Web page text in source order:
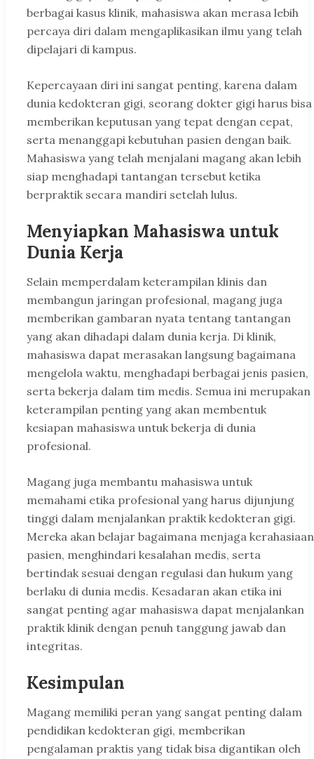
berbagai kasus klinik, mahasiswa akan merasa lebih
percaya diri dalam mengaplikasikan ilmu yang telah
dipelajari di kampus.
Kepercayaan diri ini sangat penting, karena dalam
dunia kedokteran gigi, seorang dokter gigi harus bisa
memberikan keputusan yang tepat dengan cepat,
serta menanggapi kebutuhan pasien dengan baik.
Mahasiswa yang telah menjalani magang akan lebih
siap menghadapi tantangan tersebut ketika
berpraktik secara mandiri setelah lulus.
Menyiapkan Mahasiswa untuk
Dunia Kerja
Selain memperdalam keterampilan klinis dan
membangun jaringan profesional, magang juga
memberikan gambaran nyata tentang tantangan
yang akan dihadapi dalam dunia kerja. Di klinik,
mahasiswa dapat merasakan langsung bagaimana
mengelola waktu, menghadapi berbagai jenis pasien,
serta bekerja dalam tim medis. Semua ini merupakan
keterampilan penting yang akan membentuk
kesiapan mahasiswa untuk bekerja di dunia
profesional.
Magang juga membantu mahasiswa untuk
memahami etika profesional yang harus dijunjung
tinggi dalam menjalankan praktik kedokteran gigi.
Mereka akan belajar bagaimana menjaga kerahasiaan
pasien, menghindari kesalahan medis, serta
bertindak sesuai dengan regulasi dan hukum yang
berlaku di dunia medis. Kesadaran akan etika ini
sangat penting agar mahasiswa dapat menjalankan
praktik klinik dengan penuh tanggung jawab dan
integritas.
Kesimpulan
Magang memiliki peran yang sangat penting dalam
pendidikan kedokteran gigi, memberikan
pengalaman praktis yang tidak bisa digantikan oleh